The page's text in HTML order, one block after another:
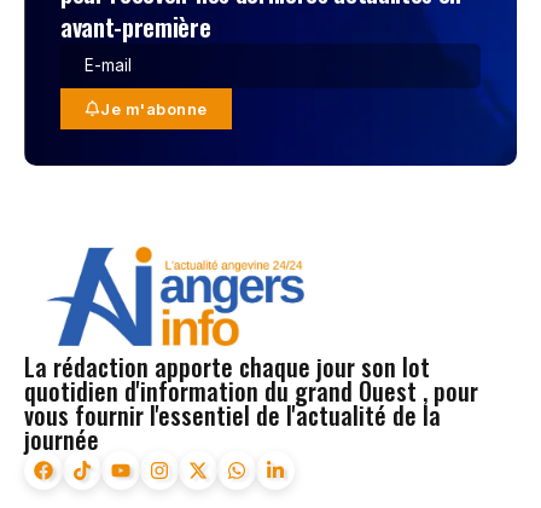
avant-première
Je m'abonne
La rédaction apporte chaque jour son lot
quotidien d'information du grand Ouest , pour
vous fournir l'essentiel de l'actualité de la
journée